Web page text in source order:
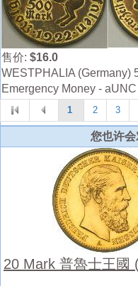
售价: $16.0
WESTPHALIA (Germany)
Emergency Money -
1 2 3
您也许
20 Mark 普魯士王國